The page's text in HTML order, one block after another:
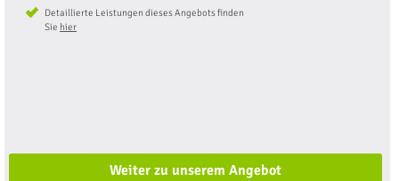
Detaillierte Leistungen dieses Angebots finden
Sie hier
Weiter zu unserem Angebot